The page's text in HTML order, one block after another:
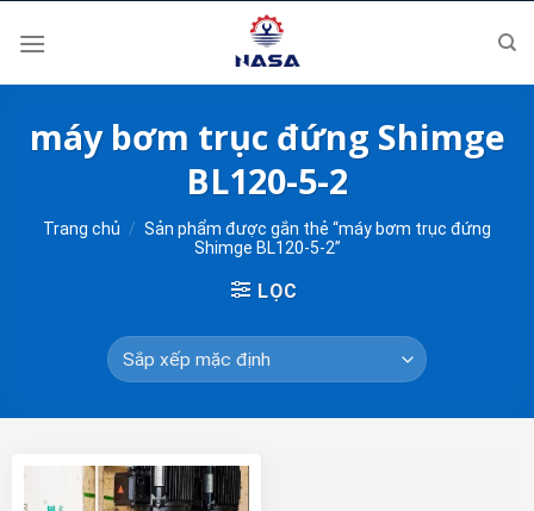
máy bơm trục đứng Shimge
BL120-5-2
Trang chủ / Sản phẩm được gắn thẻ “máy bơm trục đứng
Shimge BL120-5-2”
LỌC